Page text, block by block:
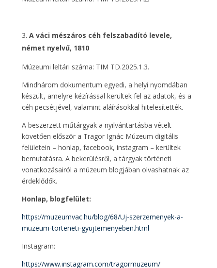
A váci mészáros céh felszabadító levele,
német nyelvű, 1810
Múzeumi leltári száma: TIM TD.2025.1.3.
Mindhárom dokumentum egyedi, a helyi nyomdában
készült, amelyre kézírással kerültek fel az adatok, és a
céh pecsétjével, valamint aláírásokkal hitelesítették.
A beszerzett műtárgyak a nyilvántartásba vételt
követően először a Tragor Ignác Múzeum digitális
felületein – honlap, facebook, instagram – kerültek
bemutatásra. A bekerülésről, a tárgyak történeti
vonatkozásairól a múzeum blogjában olvashatnak az
érdeklődők.
Honlap, blogfelület:
https://muzeumvac.hu/blog/68/Uj-szerzemenyek-a-
muzeum-torteneti-gyujtemenyeben.html
Instagram:
https://www.instagram.com/tragormuzeum/